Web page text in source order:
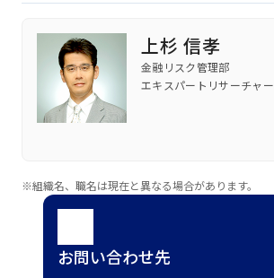
上杉 信孝
金融リスク管理部
エキスパートリサーチャー
※組織名、職名は現在と異なる場合があります。
お問い合わせ先